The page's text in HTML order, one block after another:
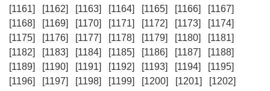
[1161]
[1162] [1163] [1164] [1165] [1166]
[1167]
[1168]
[1169] [1170] [1171] [1172] [1173]
[1174]
[1175]
[1176] [1177] [1178] [1179] [1180]
[1181]
[1182]
[1183] [1184] [1185] [1186] [1187]
[1188]
[1189]
[1190] [1191] [1192] [1193] [1194]
[1195]
[1196]
[1197] [1198] [1199] [1200] [1201]
[1202]